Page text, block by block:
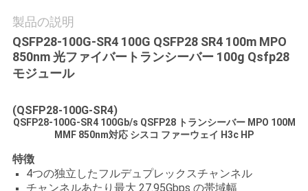
連
絡
し
さ
い
製品の説明
QSFP28-100G-SR4 100G QSFP28 SR4 100m MPO
850nm 光ファイバートランシーバー 100g Qsfp28
モジュール
(QSFP28-100G-SR4)
QSFP28-100G-SR4 100Gb/s QSFP28 トランシーバー MPO 100M
MMF 850nm対応 シスコ ファーウェイ H3c HP
特徴
4つの独立したフルデュプレックスチャンネル
チャンネルあたり最大 27.95Gbps の帯域幅